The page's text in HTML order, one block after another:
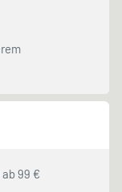
99 €